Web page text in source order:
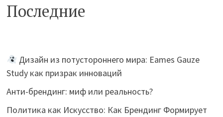
Последние
Дизайн из потустороннего мира: Eames Gauze
Study как призрак инноваций
Анти-брендинг: миф или реальность?
Политика как Искусство: Как Брендинг Формирует